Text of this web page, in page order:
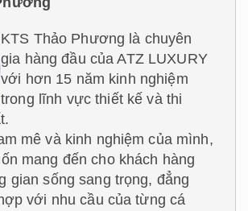
KTS Thảo Phương là chuyên
gia hàng đầu của ATZ LUXURY
với hơn 15 năm kinh nghiệm
trong lĩnh vực thiết kế và thi
mê và kinh nghiệm của mình,
mang đến cho khách hàng
gian sống sang trọng, đẳng
với nhu cầu của từng cá